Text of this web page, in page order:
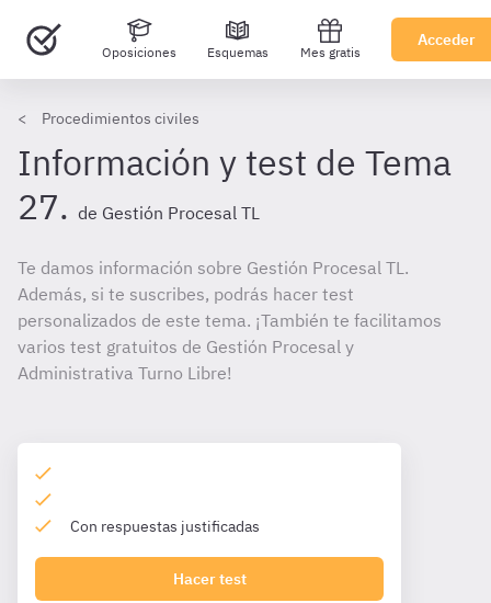
Oposiciones Esquemas Mes gratis
Acceder
Procedimientos civiles
Información y test de Tema
27. de Gestión Procesal TL
Te damos información sobre Gestión Procesal TL.
Además, si te suscribes, podrás hacer test
personalizados de este tema. ¡También te facilitamos
varios test gratuitos de Gestión Procesal y
Administrativa Turno Libre!
Con respuestas justificadas
Hacer test